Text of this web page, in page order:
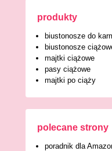
produkty
biustonosze do
biustonosze
majtki ciążowe
pasy ciążowe
majtki po ciąży
polecane strony
poradnik dla